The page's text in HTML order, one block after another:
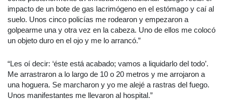
impacto de un bote de gas lacrimógeno en el estómago y caí al
suelo. Unos cinco policías me rodearon y empezaron a
golpearme una y otra vez en la cabeza. Uno de ellos me colocó
un objeto duro en el ojo y me lo arrancó.”
“Les oí decir: ‘éste está acabado; vamos a liquidarlo del todo’.
Me arrastraron a lo largo de 10 o 20 metros y me arrojaron a
una hoguera. Se marcharon y yo me alejé a rastras del fuego.
Unos manifestantes me llevaron al hospital.”